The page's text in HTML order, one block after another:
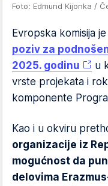
Foto: Edmund Kijonka /
Evropska komisija
poziv za
2025. godinu
u
vrste projekata i
komponente
Kao i u okviru
organizacije iz
mogućnost da
delovima